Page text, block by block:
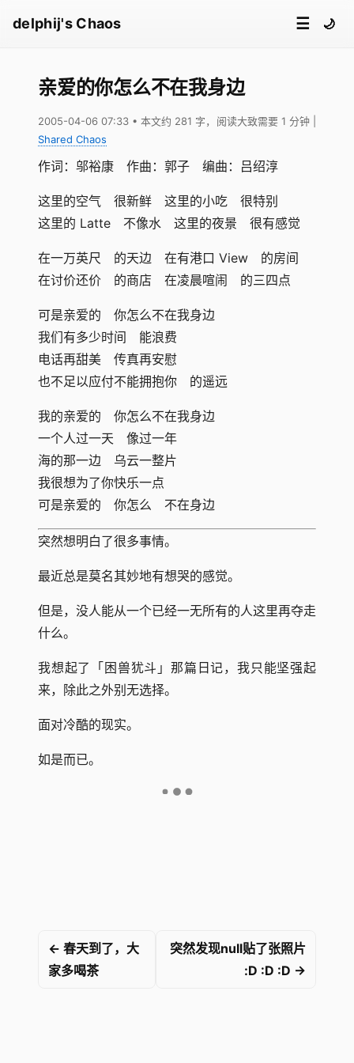
delphij's Chaos ☰ 🌙
亲爱的你怎么不在我身边
2005-04-06 07:33 • 本文约 281 字，阅读大致需要 1 分钟
Shared Chaos
作词：邬裕康 作曲：郭子 编曲：吕绍淳
这里的空气 很新鲜 这里的小吃 很特别
这里的 Latte 不像水 这里的夜景 很有感觉
在一万英尺 的天边 在有港口 View 的房间
在讨价还价 的商店 在凌晨喧闹 的三四点
可是亲爱的 你怎么不在我身边
我们有多少时间 能浪费
电话再甜美 传真再安慰
也不足以应付不能拥抱你 的遥远
我的亲爱的 你怎么不在我身边
一个人过一天 像过一年
海的那一边 乌云一整片
我很想为了你快乐一点
可是亲爱的 你怎么 不在身边
突然想明白了很多事情。
最近总是莫名其妙地有想哭的感觉。
但是，没人能从一个已经一无所有的人这里再夺走
什么。
我想起了「困兽犹斗」那篇日记，我只能坚强起
来，除此之外别无选择。
面对冷酷的现实。
如是而已。
← 春天到了，大
家多喝茶
突然发现null贴了张照片
:D :D :D →